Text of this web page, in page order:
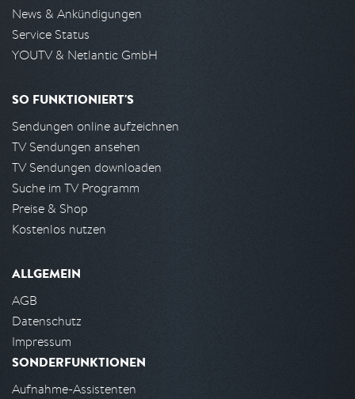
News & Ankündigungen
Service Status
YOUTV & Netlantic GmbH
SO FUNKTIONIERT'S
Sendungen online aufzeichnen
TV Sendungen ansehen
TV Sendungen downloaden
Suche im TV Programm
Preise & Shop
Kostenlos nutzen
ALLGEMEIN
AGB
Datenschutz
Impressum
SONDERFUNKTIONEN
Aufnahme-Assistenten